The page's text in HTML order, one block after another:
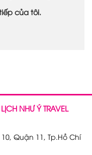
của tôi.
NHƯ Ý TRAVEL
Quận 11, Tp.Hồ Chí